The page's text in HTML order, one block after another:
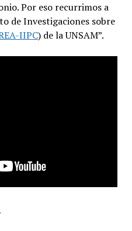
Por eso recurrimos a
de Investigaciones sobre
IIPC) de la UNSAM”.